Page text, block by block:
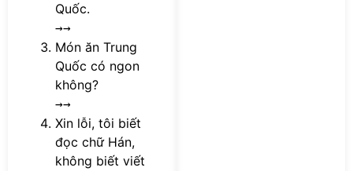
Quốc.
→→
Món ăn Trung
Quốc có ngon
không?
→→
Xin lỗi, tôi biết
đọc chữ Hán,
không biết viết